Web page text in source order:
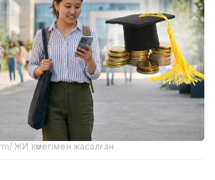
ЖИ көмегімен жасалған